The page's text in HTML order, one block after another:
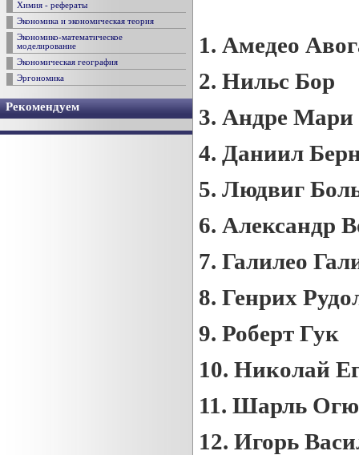
Химия - рефераты
Экономика и экономическая теория
Экономико-математическое
моделирование
Экономическая география
Эргономика
Рекомендуем
1. Амедео
2. Нильс Бор
3. Андре
4. Даниил
5. Людвиг
6. Александр
7. Галилео
8. Генрих
9. Роберт Гук
10. Николай
11. Шарль
12. Игорь